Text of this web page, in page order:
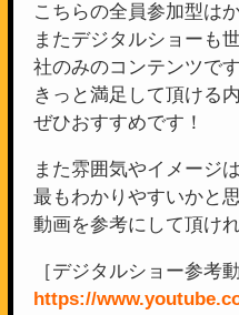
こちらの全員参加型は
またデジタルショーも
社のみのコンテンツです
きっと満足して頂ける
ぜひおすすめです！
また雰囲気やイメージ
最もわかりやすいかと
動画を参考にして頂け
［デジタルショー参考動
https://